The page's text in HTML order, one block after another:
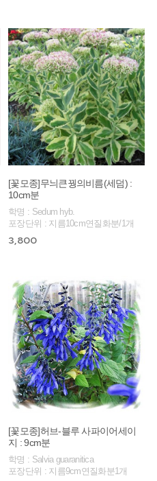
[꽃모종]무늬큰꿩의비름(세덤) :
10cm분
학명 : Sedum hyb.
포장단위 : 지름10cm연질화분/1개
3,800
[꽃모종]허브-블루 사파이어세이
지 : 9cm분
학명 : Salvia guaranitica
포장단위 : 지름9cm연질화분1개